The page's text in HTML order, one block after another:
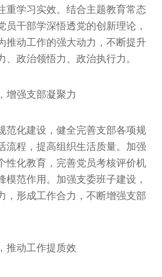
重学习实效。结合主题教育常态
员干部学深悟透党的创新理论，
推动工作的强大动力，不断提升
、政治领悟力、政治执行力。
增强支部凝聚力
范化建设，健全完善支部各项规
流程，提高组织生活质量。加强
性化教育，完善党员考核评价机
模范作用。加强支委班子建设，
，形成工作合力，不断增强支部
推动工作提质效